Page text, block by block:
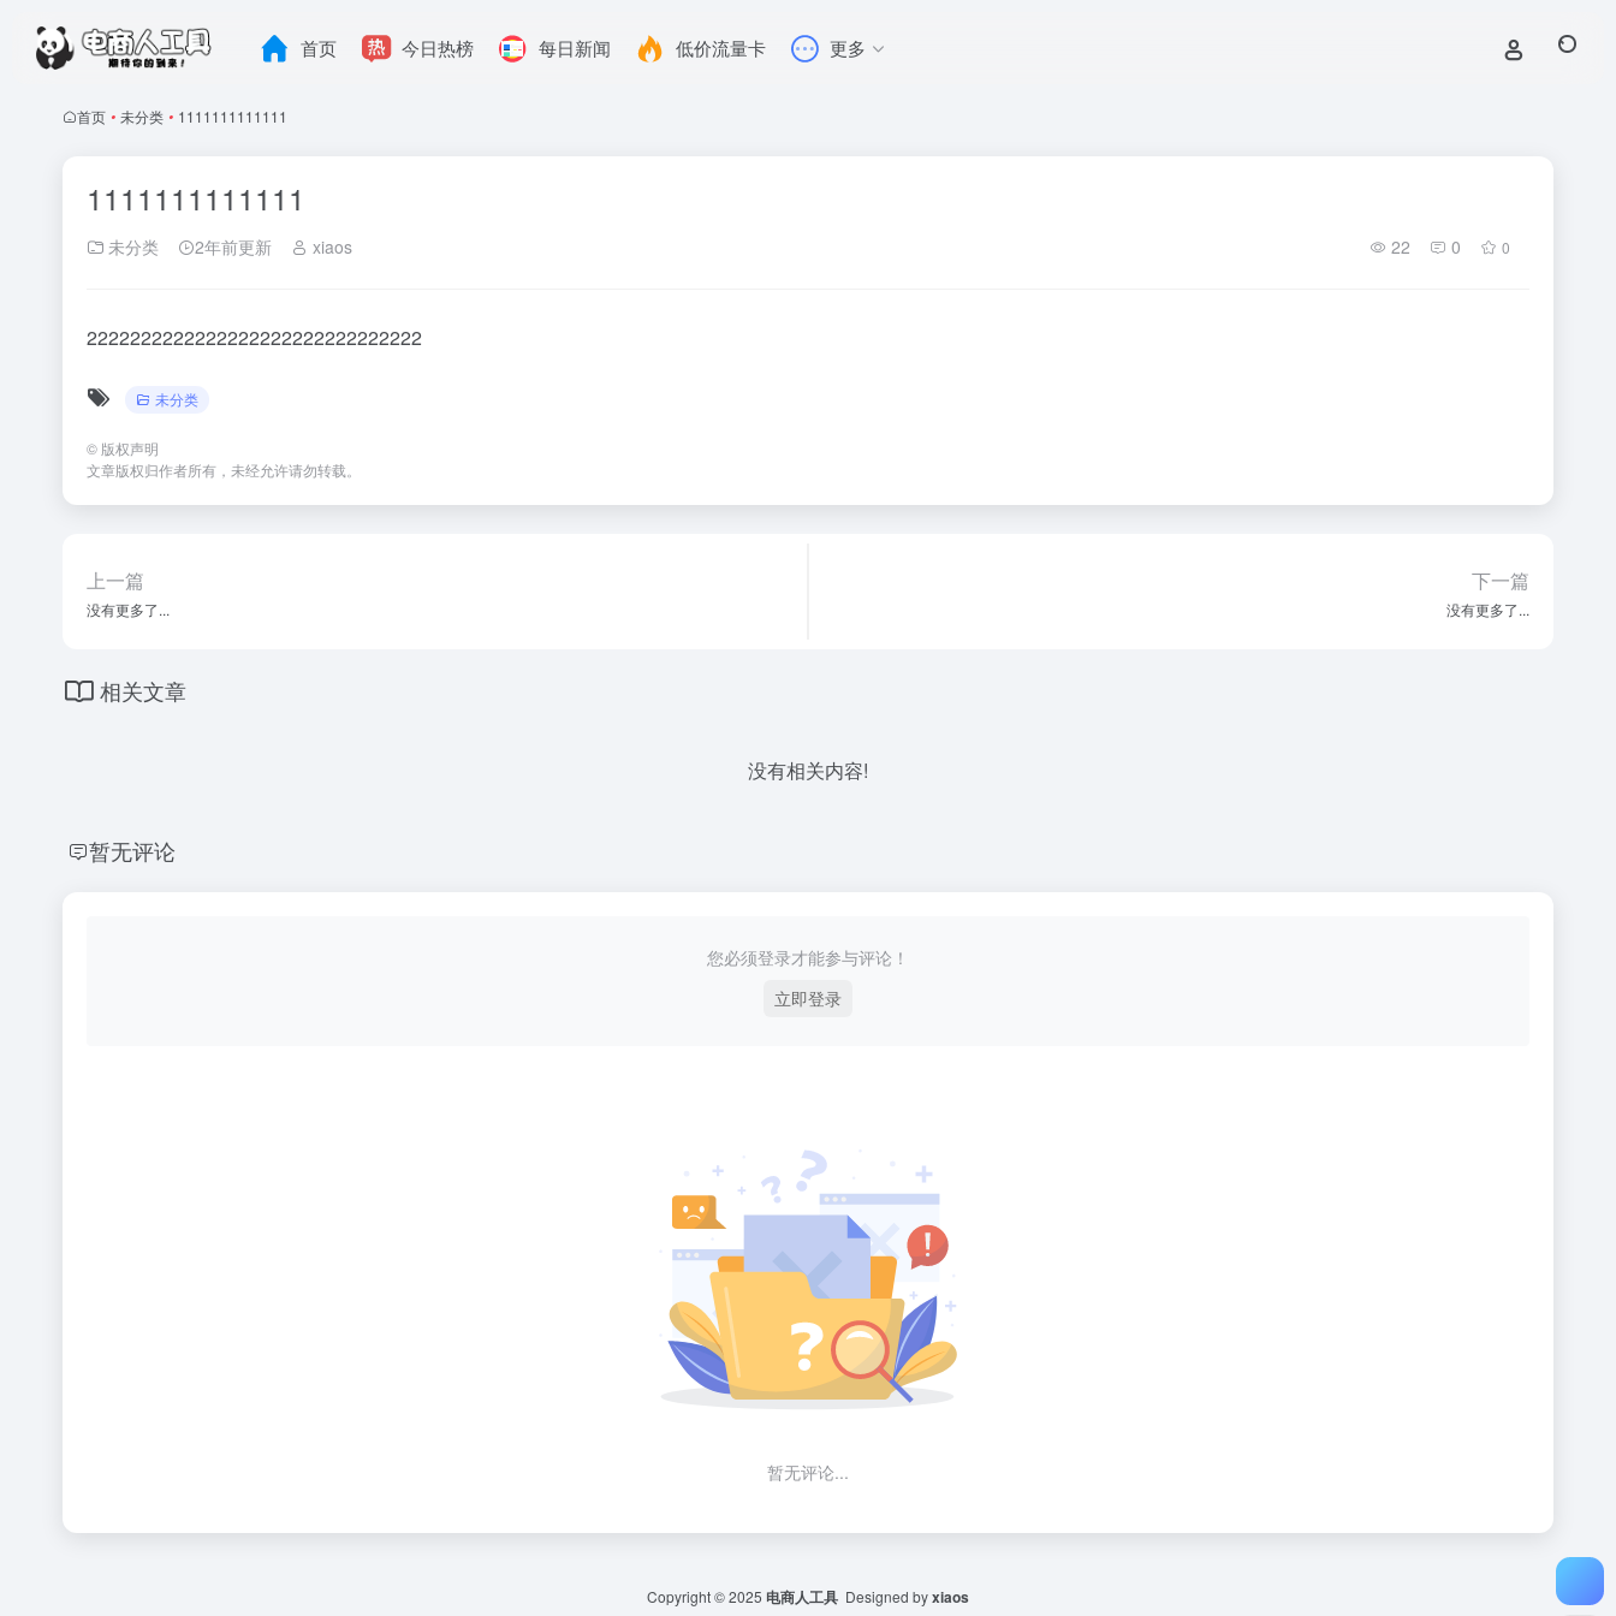
首页 今日热榜 每日新闻 低价流量卡 更多
首页 • 未分类 • 1111111111111
1111111111111
未分类 2年前更新 xiaos 22 0 0
2222222222222222222222222222222
未分类
© 版权声明
文章版权归作者所有，未经允许请勿转载。
上一篇
没有更多了...
下一篇
没有更多了...
相关文章
没有相关内容!
暂无评论
您必须登录才能参与评论！
立即登录
暂无评论...
Copyright © 2025 电商人工具 Designed byxiaos